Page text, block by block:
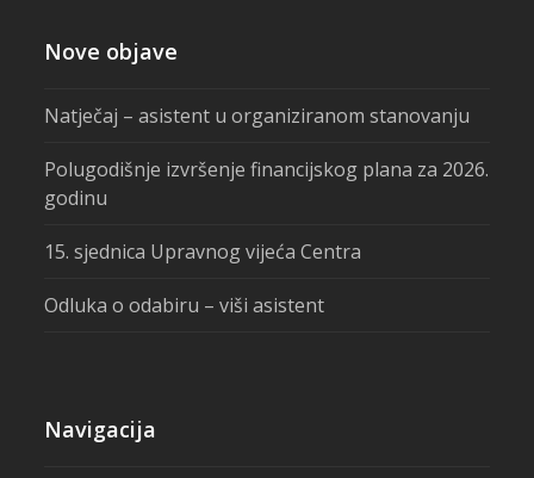
Nove objave
Natječaj – asistent u organiziranom stanovanju
Polugodišnje izvršenje financijskog plana za 2026.
godinu
15. sjednica Upravnog vijeća Centra
Odluka o odabiru – viši asistent
Navigacija